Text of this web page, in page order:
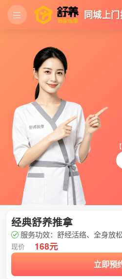
同城上
经典舒养推拿
服务功效：舒经活络、全身放
现价 168元
立即预